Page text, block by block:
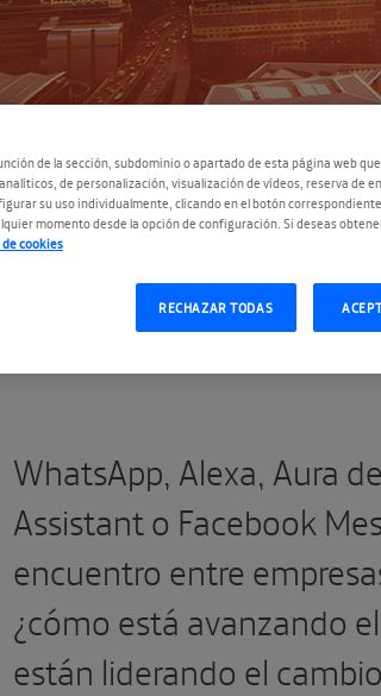
#PlanetaChatbotDay
WhatsApp, Alexa, Aura
Assistant o Facebook
encuentro entre
¿cómo está avanzando
están liderando el
de la sección, subdominio o apartado de esta página web
de personalización, visualización de vídeos, reserva de
su uso individualmente, clicando en el botón
momento desde la opción de configuración. Si deseas
cookies
RECHAZAR TODAS